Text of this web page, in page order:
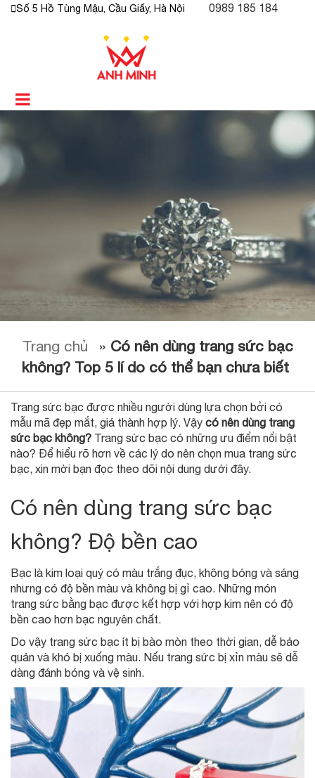
Số 5 Hồ Tùng Mậu, Cầu Giấy, Hà Nội 0989 185 184
Trang chủ » Có nên dùng trang sức bạc
không? Top 5 lí do có thể bạn chưa biết
Trang sức bạc được nhiều người dùng lựa chọn bởi có
mẫu mã đẹp mắt, giá thành hợp lý. Vậy có nên dùng trang
sức bạc không? Trang sức bạc có những ưu điểm nổi bật
nào? Để hiểu rõ hơn về các lý do nên chọn mua trang sức
bạc, xin mời bạn đọc theo dõi nội dung dưới đây.
Có nên dùng trang sức bạc
không? Độ bền cao
Bạc là kim loại quý có màu trắng đục, không bóng và sáng
nhưng có độ bền màu và không bị gỉ cao. Những món
trang sức bằng bạc được kết hợp với hợp kim nên có độ
bền cao hơn bạc nguyên chất.
Do vậy trang sức bạc ít bị bào mòn theo thời gian, dễ bảo
quản và khó bị xuống màu. Nếu trang sức bị xỉn màu sẽ dễ
dàng đánh bóng và vệ sinh.